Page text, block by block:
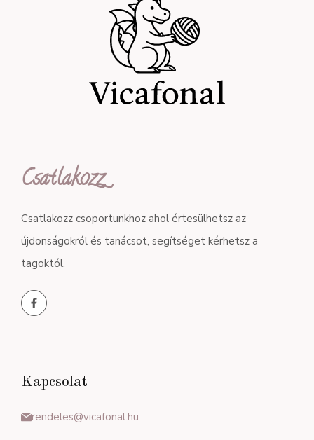
Csatlakozz
Csatlakozz csoportunkhoz ahol értesülhetsz az
újdonságokról és tanácsot, segítséget kérhetsz a
tagoktól.
Kapcsolat
rendeles@vicafonal.hu